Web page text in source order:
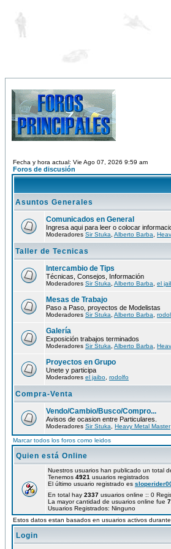
Fecha y hora actual: Vie Ago 07, 2026 9:59 am
Foros de discusión
Asuntos Generales
Comunicados en General
Ingresa aqui para leer o colocar
Moderadores Sir Stuka Alberto Barba
Taller de Tecnicas
Intercambio de Tips
Técnicas, Consejos, Información
Moderadores Sir Stuka Alberto Barba el
Mesas de Trabajo
Paso a Paso, proyectos de Modelistas
Moderadores Sir Stuka Alberto Barba
Galería
Exposición trabajos terminados
Moderadores Sir Stuka Alberto Barba
Proyectos en Grupo
Unete y participa
Moderadores el jaibo rodolfo
Compra-Venta
Vendo/Cambio/Busco/Compro...
Avisos de ocasion entre Particulares.
Moderadores Sir Stuka Heavy Metal Master
Marcar todos los foros como leidos
Quien está Online
Nuestros usuarios han publicado un total
Tenemos 4921 usuarios registrados
El último usuario registrado es
En total hay 2337 usuarios online :: 0
La mayor cantidad de usuarios online fue
Usuarios Registrados: Ninguno
Estos datos estan basados en usuarios activos
Login